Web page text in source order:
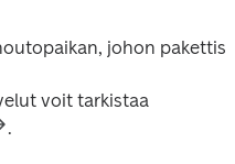
johon pakettisi